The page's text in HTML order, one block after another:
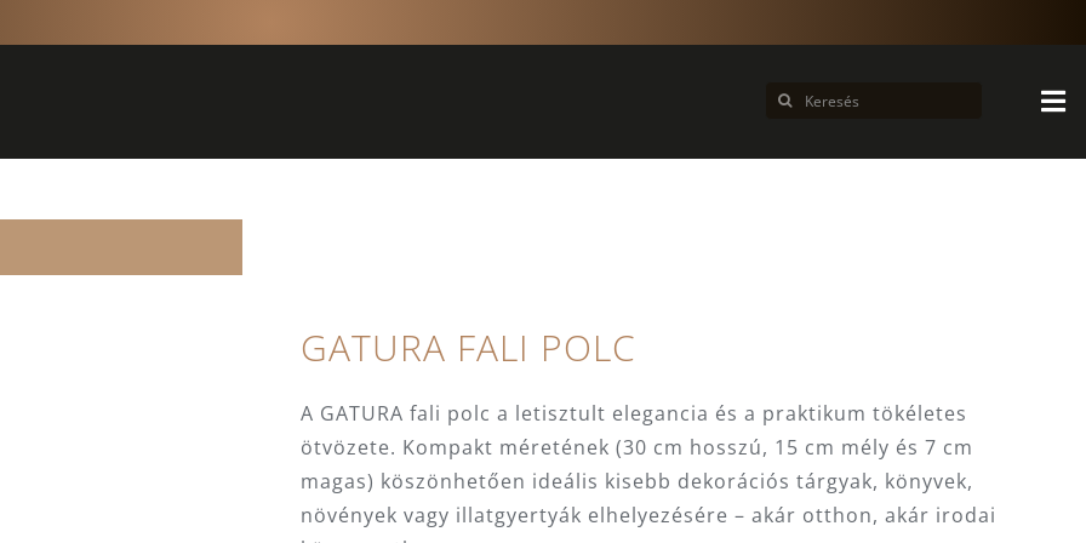
Keresés...
GATURA FALI POLC
A GATURA fali polc a letisztult elegancia és a praktikum tökéletes
ötvözete. Kompakt méretének (30 cm hosszú, 15 cm mély és 7 cm
magas) köszönhetően ideális kisebb dekorációs tárgyak, könyvek,
növények vagy illatgyertyák elhelyezésére – akár otthon, akár irodai